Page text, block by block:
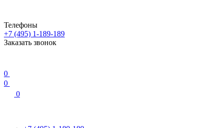
Телефоны
+7 (495) 1-189-189
Заказать звонок
0
0
0